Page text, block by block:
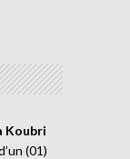
Koubri
(01)